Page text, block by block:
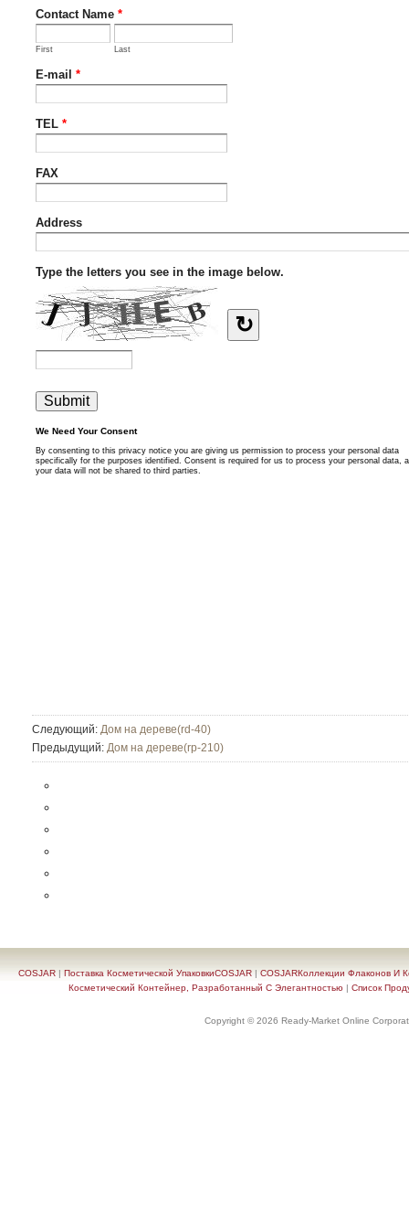
Следующий: Дом на дереве(rd-40)
Предыдущий: Дом на дереве(rp-210)
COSJAR | Поставка Косметической УпаковкиCOSJAR | COSJARКоллекции Флаконов И
Косметический Контейнер, Разработанный С Элегантностью | Список
Copyright © 2026 Ready-Market Online